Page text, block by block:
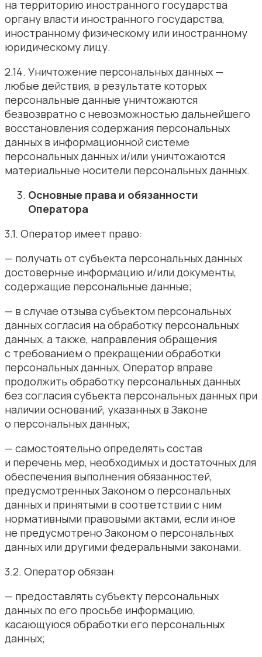
на территорию иностранного государства
органу власти иностранного государства,
иностранному физическому или иностранному
юридическому лицу.
2.14. Уничтожение персональных данных —
любые действия, в результате которых
персональные данные уничтожаются
безвозвратно с невозможностью дальнейшего
восстановления содержания персональных
данных в информационной системе
персональных данных и/или уничтожаются
материальные носители персональных данных.
Основные права и обязанности
Оператора
3.1. Оператор имеет право:
— получать от субъекта персональных данных
достоверные информацию и/или документы,
содержащие персональные данные;
— в случае отзыва субъектом персональных
данных согласия на обработку персональных
данных, а также, направления обращения
с требованием о прекращении обработки
персональных данных, Оператор вправе
продолжить обработку персональных данных
без согласия субъекта персональных данных при
наличии оснований, указанных в Законе
о персональных данных;
— самостоятельно определять состав
и перечень мер, необходимых и достаточных для
обеспечения выполнения обязанностей,
предусмотренных Законом о персональных
данных и принятыми в соответствии с ним
нормативными правовыми актами, если иное
не предусмотрено Законом о персональных
данных или другими федеральными законами.
3.2. Оператор обязан:
— предоставлять субъекту персональных
данных по его просьбе информацию,
касающуюся обработки его персональных
данных;